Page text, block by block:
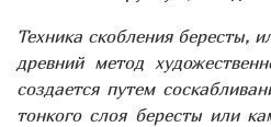
Техника скобления бересты,
древний метод
создается путем
тонкого слоя бересты или